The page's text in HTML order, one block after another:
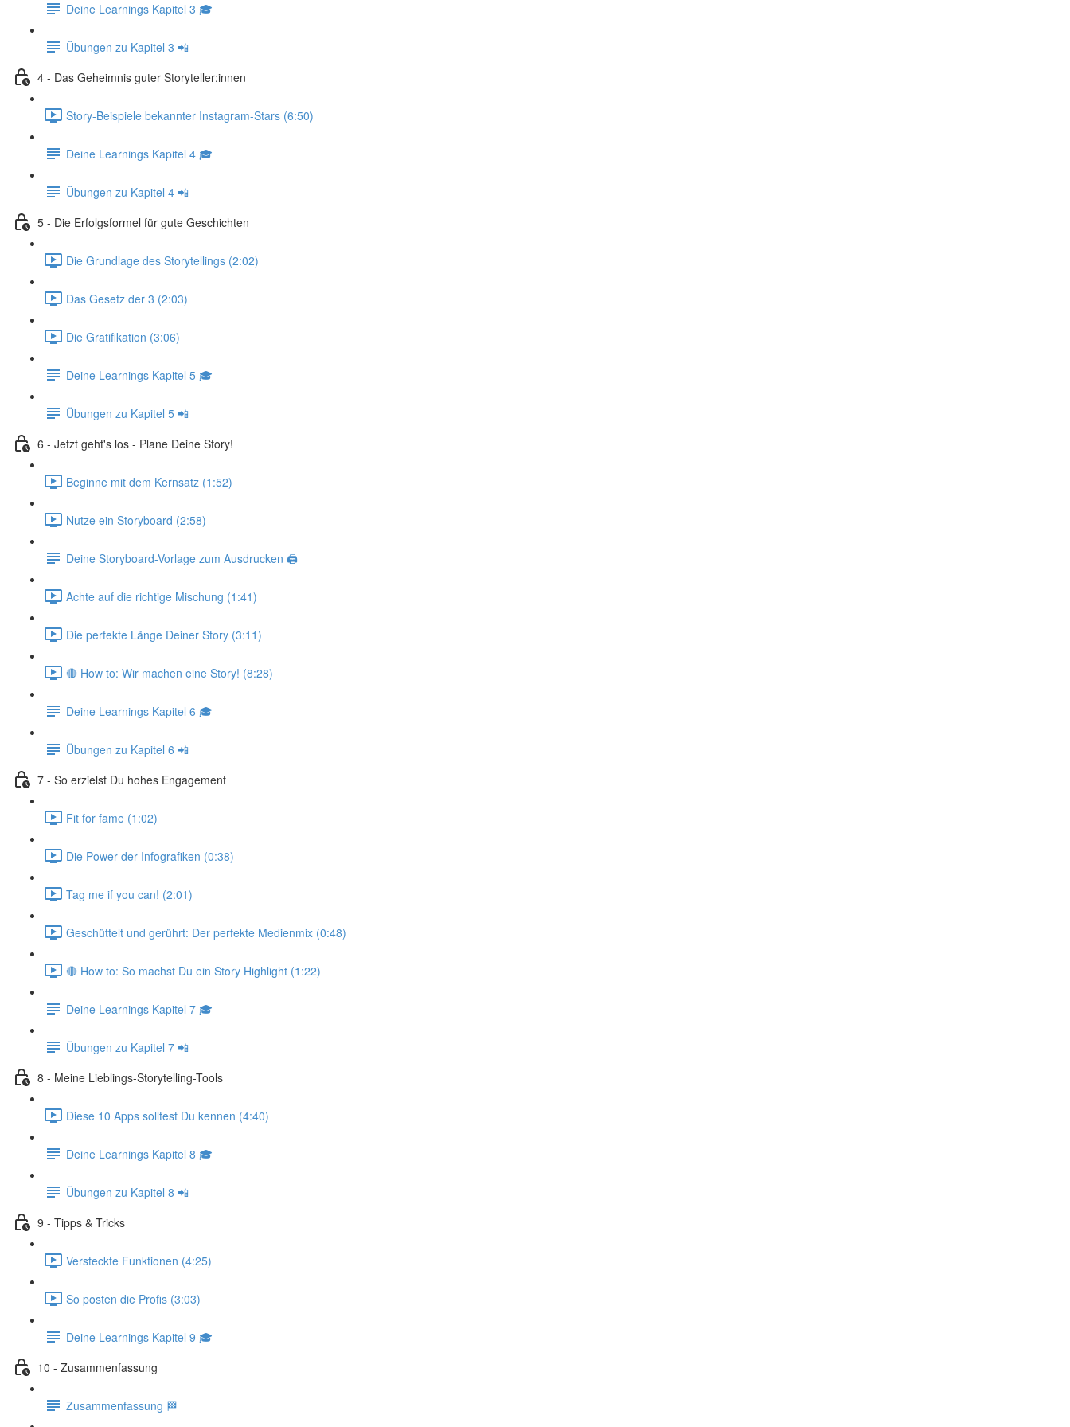
Deine Learnings Kapitel 3 🎓
Übungen zu Kapitel 3 📲
4 - Das Geheimnis guter Storyteller:innen
Story-Beispiele bekannter Instagram-Stars (6:50)
Deine Learnings Kapitel 4 🎓
Übungen zu Kapitel 4 📲
5 - Die Erfolgsformel für gute Geschichten
Die Grundlage des Storytellings (2:02)
Das Gesetz der 3 (2:03)
Die Gratifikation (3:06)
Deine Learnings Kapitel 5 🎓
Übungen zu Kapitel 5 📲
6 - Jetzt geht's los - Plane Deine Story!
Beginne mit dem Kernsatz (1:52)
Nutze ein Storyboard (2:58)
Deine Storyboard-Vorlage zum Ausdrucken 🖨
Achte auf die richtige Mischung (1:41)
Die perfekte Länge Deiner Story (3:11)
🔴 How to: Wir machen eine Story! (8:28)
Deine Learnings Kapitel 6 🎓
Übungen zu Kapitel 6 📲
7 - So erzielst Du hohes Engagement
Fit for fame (1:02)
Die Power der Infografiken (0:38)
Tag me if you can! (2:01)
Geschüttelt und gerührt: Der perfekte Medienmix (0:48)
🔴 How to: So machst Du ein Story Highlight (1:22)
Deine Learnings Kapitel 7 🎓
Übungen zu Kapitel 7 📲
8 - Meine Lieblings-Storytelling-Tools
Diese 10 Apps solltest Du kennen (4:40)
Deine Learnings Kapitel 8 🎓
Übungen zu Kapitel 8 📲
9 - Tipps & Tricks
Versteckte Funktionen (4:25)
So posten die Profis (3:03)
Deine Learnings Kapitel 9 🎓
10 - Zusammenfassung
Zusammenfassung 🏁